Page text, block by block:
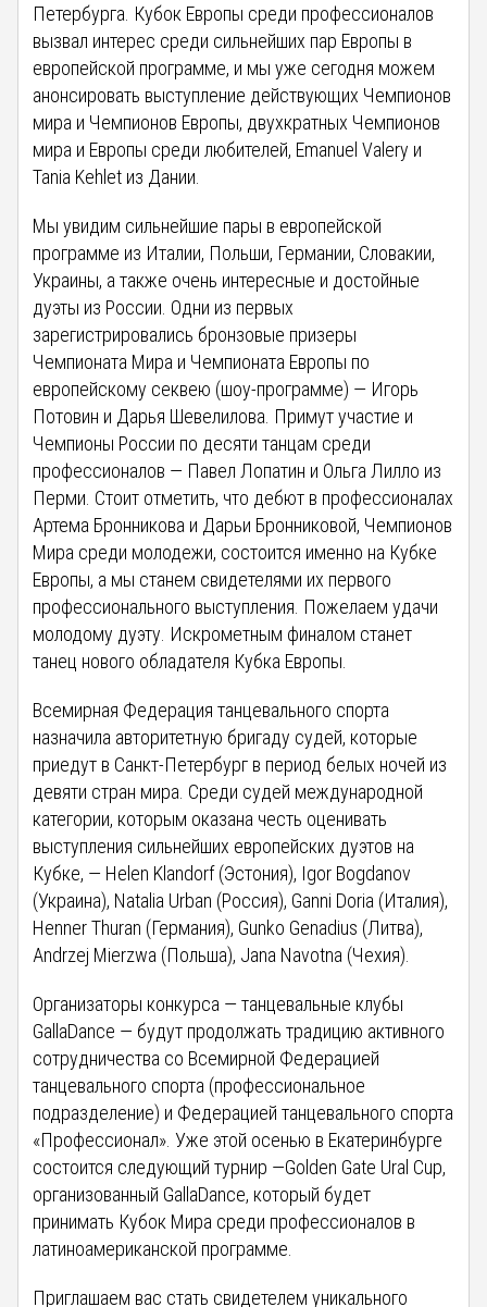
Петербурга. Кубок Европы среди профессионалов
вызвал интерес среди сильнейших пар Европы в
европейской программе, и мы уже сегодня можем
анонсировать выступление действующих Чемпионов
мира и Чемпионов Европы, двухкратных Чемпионов
мира и Европы среди любителей, Emanuel Valery и
Tania Kehlet из Дании.
Мы увидим сильнейшие пары в европейской
программе из Италии, Польши, Германии, Словакии,
Украины, а также очень интересные и достойные
дуэты из России. Одни из первых
зарегистрировались бронзовые призеры
Чемпионата Мира и Чемпионата Европы по
европейскому секвею (шоу-программе) — Игорь
Потовин и Дарья Шевелилова. Примут участие и
Чемпионы России по десяти танцам среди
профессионалов — Павел Лопатин и Ольга Лилло из
Перми. Стоит отметить, что дебют в профессионалах
Артема Бронникова и Дарьи Бронниковой, Чемпионов
Мира среди молодежи, состоится именно на Кубке
Европы, а мы станем свидетелями их первого
профессионального выступления. Пожелаем удачи
молодому дуэту. Искрометным финалом станет
танец нового обладателя Кубка Европы.
Всемирная Федерация танцевального спорта
назначила авторитетную бригаду судей, которые
приедут в Санкт-Петербург в период белых ночей из
девяти стран мира. Среди судей международной
категории, которым оказана честь оценивать
выступления сильнейших европейских дуэтов на
Кубке, — Helen Klandorf (Эстония), Igor Bogdanov
(Украина), Natalia Urban (Россия), Ganni Doria (Италия),
Henner Thuran (Германия), Gunko Genadius (Литва),
Andrzej Mierzwa (Польша), Jana Navotna (Чехия).
Организаторы конкурса — танцевальные клубы
GallaDance — будут продолжать традицию активного
сотрудничества со Всемирной Федерацией
танцевального спорта (профессиональное
подразделение) и Федерацией танцевального спорта
«Профессионал». Уже этой осенью в Екатеринбурге
состоится следующий турнир —Golden Gate Ural Cup,
организованный GallaDance, который будет
принимать Кубок Мира среди профессионалов в
латиноамериканской программе.
Приглашаем вас стать свидетелем уникального